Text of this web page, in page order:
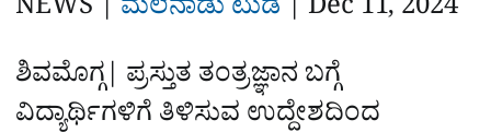
e
NEWS | ಮಲೆನಾಡು ಟುಡೆ |‌ Dec 11, 2024
ಶಿವಮೊಗ್ಗ| ಪ್ರಸ್ತುತ ತಂತ್ರಜ್ಞಾನ ಬಗ್ಗೆ
ವಿದ್ಯಾರ್ಥಿಗಳಿಗೆ ತಿಳಿಸುವ ಉದ್ದೇಶದಿಂದ